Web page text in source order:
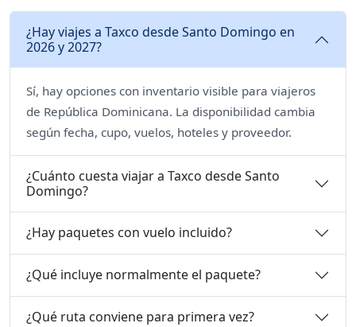
¿Hay viajes a Taxco desde Santo Domingo en
2026 y 2027?
Sí, hay opciones con inventario visible para viajeros
de República Dominicana. La disponibilidad cambia
según fecha, cupo, vuelos, hoteles y proveedor.
¿Cuánto cuesta viajar a Taxco desde Santo
Domingo?
¿Hay paquetes con vuelo incluido?
¿Qué incluye normalmente el paquete?
¿Qué ruta conviene para primera vez?